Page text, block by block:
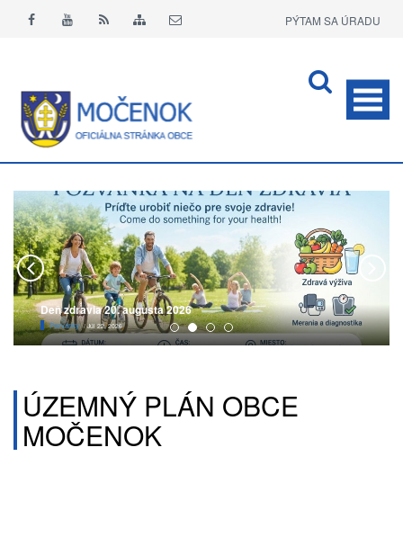
PÝTAM SA ÚRADU
Deň zdravia 20. augusta 2026
Pozvánky / Júl 22, 2026
ÚZEMNÝ PLÁN OBCE
MOČENOK